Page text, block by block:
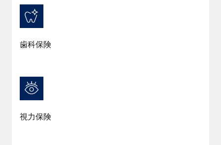
デバイス管理
ITデバイスを世界規模で提供・管理
法人設立
移住・転勤
従業員の異動をスムーズに
福利厚生
従業員の福利厚生を簡単に管理
Reverse...
詳細を見る
のか
Weaviateの概要...
詳細を見る
グローバル給与処理
EORおよびPEO
契約社員管理
ブログを読む
ブログ
歯科保険
視力保険